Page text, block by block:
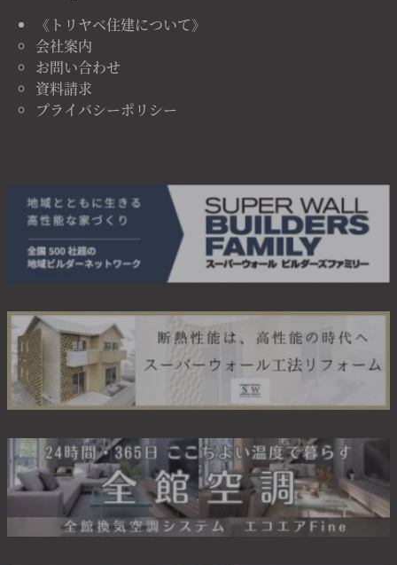
《トリヤベ住建について》
会社案内
お問い合わせ
資料請求
プライバシーポリシー